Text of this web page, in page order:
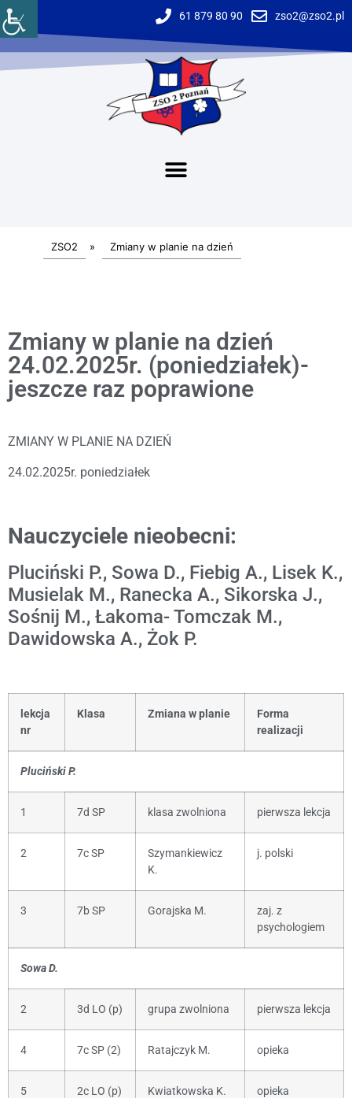
61 879 80 90 zso2@zso2.pl
ZSO2 » Zmiany w planie na dzień
Zmiany w planie na dzień
24.02.2025r. (poniedziałek)-
jeszcze raz poprawione
ZMIANY W PLANIE NA DZIEŃ
24.02.2025r. poniedziałek
Nauczyciele nieobecni:
Pluciński P., Sowa D., Fiebig A., Lisek K.,
Musielak M., Ranecka A., Sikorska J.,
Sośnij M., Łakoma- Tomczak M.,
Dawidowska A., Żok P.
lekcja
nr
Klasa Zmiana w planie
Forma
realizacji
Pluciński P.
1 7d SP klasa zwolniona pierwsza lekcja
2 7c SP
Szymankiewicz
K.
j. polski
3 7b SP Gorajska M.
zaj. z
psychologiem
Sowa D.
2 3d LO (p) grupa zwolniona pierwsza lekcja
4 7c SP (2) Ratajczyk M. opieka
5 2c LO (p) Kwiatkowska K. opieka